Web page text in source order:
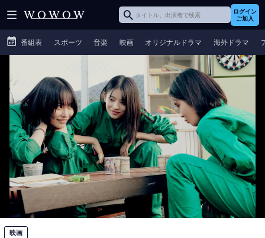
ログイン
ご加入
番組表 スポーツ 音楽 映画 オリジナルドラマ 海外ドラマ
映画